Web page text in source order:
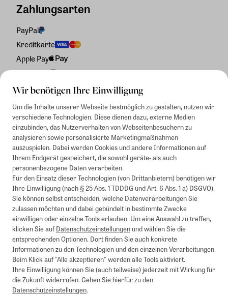
Wir benötigen Ihre Einwilligung
Um die Inhalte unserer Webseite bestmöglich zu gestalten, nutzen wir
verschiedene Technologien. Diese dienen dazu, externe Medien
einzubinden, das Nutzerverhalten von Webseitenbesuchern zu
analysieren sowie personalisierte Marketingmaßnahmen
auszuspielen. Dabei werden Cookies und andere Informationen auf
Ihrem Endgerät gespeichert, die sowohl geräte- als auch
personenbezogene Daten verarbeiten.
Für den Einsatz dieser Technologien (von Drittanbietern) benötigen wir
Ihre Einwilligung (nach § 25 Abs. 1 TDDDG und Art. 6 Abs. 1 a) DSGVO).
Sie können selbst entscheiden, welche Datenverarbeitungen Sie
zulassen möchten und dabei gebündelt in bestimmte Zwecke
einwilligen oder einzelne Tools erlauben. Um eine Auswahl zu treffen,
klicken Sie aufDatenschutzeinstellungenund wählen Sie die
entsprechenden Optionen. Dort finden Sie auch konkrete
Informationen zu den Technologien und den einzelnen Verarbeitungen.
Beim Klick auf "Alle akzeptieren" werden alle Tools aktiviert.
Ihre Einwilligung können Sie (auch teilweise) jederzeit mit Wirkung für
die Zukunft widerrufen. Gehen Sie hierfür zu den
Datenschutzeinstellungen.
Zahlungsarten
PayPal
Kreditkarte
Apple Pay
Rechnung